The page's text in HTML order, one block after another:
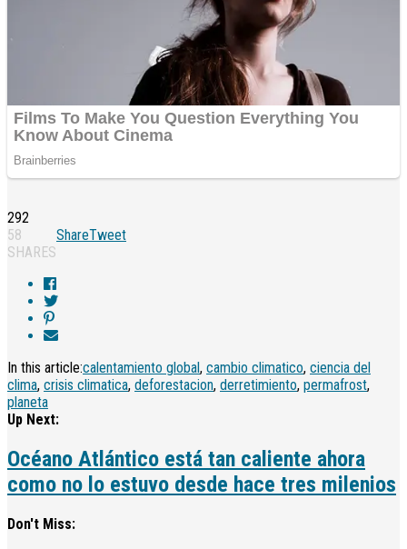
292
58
SHARES
ShareTweet
In this article:calentamiento global, cambio climatico, ciencia del
clima, crisis climatica, deforestacion, derretimiento, permafrost,
planeta
Up Next:
Océano Atlántico está tan caliente ahora
como no lo estuvo desde hace tres milenios
Don't Miss: